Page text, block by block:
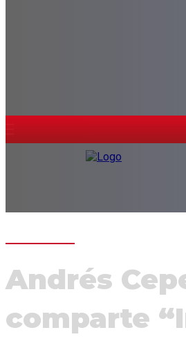
Andrés
comparte